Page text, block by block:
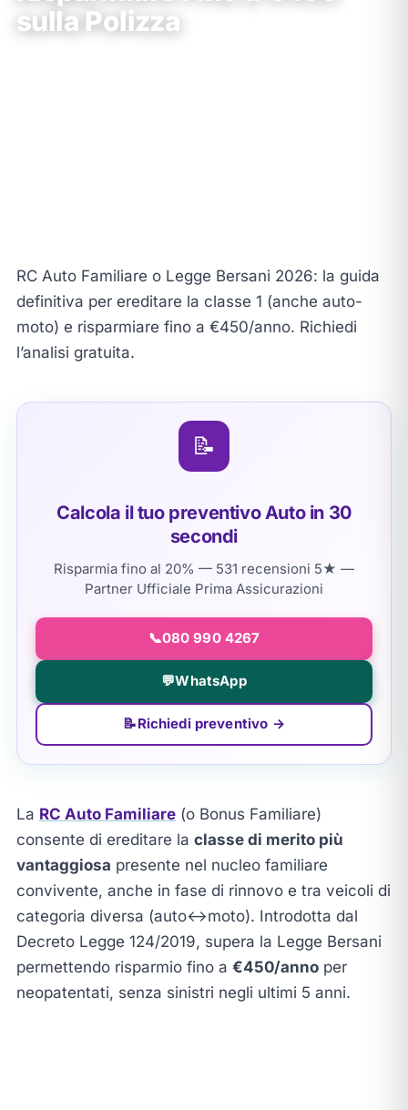
sulla Polizza
RC Auto Familiare o Legge Bersani 2026: la guida
definitiva per ereditare la classe 1 (anche auto-
moto) e risparmiare fino a €450/anno. Richiedi
l’analisi gratuita.
📝
Calcola il tuo preventivo Auto in 30
secondi
Risparmia fino al 20% — 531 recensioni 5★ —
Partner Ufficiale Prima Assicurazioni
📞080 990 4267
💬WhatsApp
📝Richiedi preventivo →
La RC Auto Familiare(o Bonus Familiare)
consente di ereditare la classe di merito più
vantaggiosa presente nel nucleo familiare
convivente, anche in fase di rinnovo e tra veicoli di
categoria diversa (auto↔moto). Introdotta dal
Decreto Legge 124/2019, supera la Legge Bersani
permettendo risparmio fino a €450/annoper
neopatentati, senza sinistri negli ultimi 5 anni.